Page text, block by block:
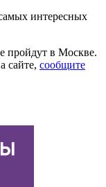
интересных
пройдут в Москве.
сайте, сообщите